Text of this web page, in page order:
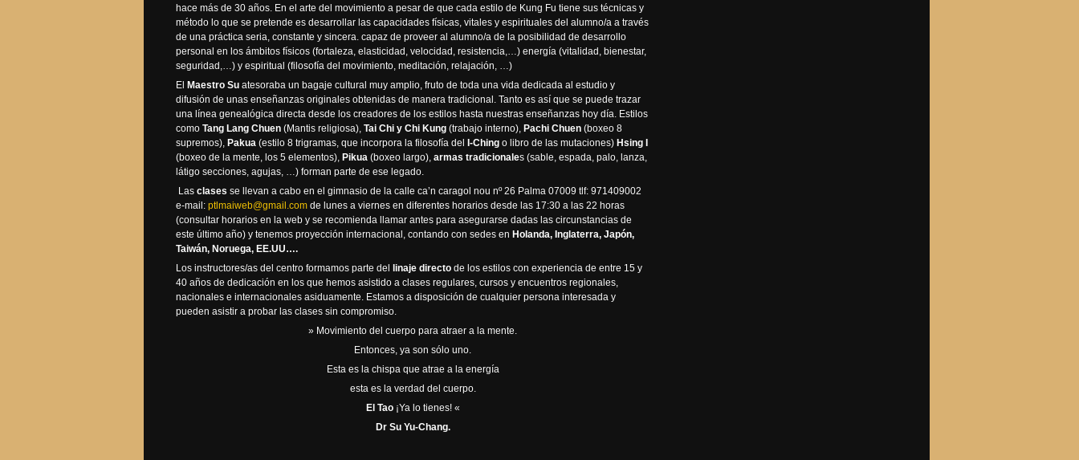
hace más de 30 años. En el arte del movimiento a pesar de que cada estilo de Kung Fu tiene sus técnicas y
método lo que se pretende es desarrollar las capacidades físicas, vitales y espirituales del alumno/a a través
de una práctica seria, constante y sincera. capaz de proveer al alumno/a de la posibilidad de desarrollo
personal en los ámbitos físicos (fortaleza, elasticidad, velocidad, resistencia,…) energía (vitalidad, bienestar,
seguridad,…) y espiritual (filosofía del movimiento, meditación, relajación, …)
El Maestro Su atesoraba un bagaje cultural muy amplio, fruto de toda una vida dedicada al estudio y
difusión de unas enseñanzas originales obtenidas de manera tradicional. Tanto es así que se puede trazar
una línea genealógica directa desde los creadores de los estilos hasta nuestras enseñanzas hoy día. Estilos
como Tang Lang Chuen (Mantis religiosa), Tai Chi y Chi Kung (trabajo interno), Pachi Chuen (boxeo 8
supremos), Pakua (estilo 8 trigramas, que incorpora la filosofía del I-Ching o libro de las mutaciones) Hsing I
(boxeo de la mente, los 5 elementos), Pikua (boxeo largo), armas tradicionales (sable, espada, palo, lanza,
látigo secciones, agujas, …) forman parte de ese legado.
Las clases se llevan a cabo en el gimnasio de la calle ca’n caragol nou nº 26 Palma 07009 tlf: 971409002
e-mail: ptlmaiweb@gmail.com de lunes a viernes en diferentes horarios desde las 17:30 a las 22 horas
(consultar horarios en la web y se recomienda llamar antes para asegurarse dadas las circunstancias de
este último año) y tenemos proyección internacional, contando con sedes en Holanda, Inglaterra, Japón,
Taiwán, Noruega, EE.UU….
Los instructores/as del centro formamos parte del
linaje directo de los estilos con experiencia de entre 15 y
40 años de dedicación en los que hemos asistido a clases regulares, cursos y encuentros regionales,
nacionales e internacionales asiduamente. Estamos a disposición de cualquier persona interesada y
pueden asistir a probar las clases sin compromiso.
» Movimiento del cuerpo para atraer a la mente.
Entonces, ya son sólo uno.
Esta es la chispa que atrae a la energía
esta es la verdad del cuerpo.
El Tao¡Ya lo tienes! «
Dr Su Yu-Chang.